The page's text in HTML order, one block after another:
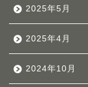
2025年5月
2025年4月
2024年10月